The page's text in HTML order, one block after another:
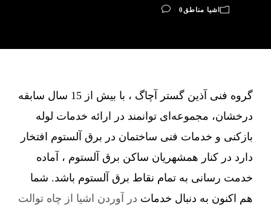
اشیا مناطق 0
گروه فنی آذین گستر آچاگ ، با بیش از 15 سال سابقه
درخشان، مجموعه‌ای توانمند در ارائه خدمات لوله
بازکنی و خدمات فنی ساختمان در برق آلستوم افتخار
دارد در کنار همشهریان ساکن برق آلستوم ، آماده
خدمت رسانی به تمام نقاط برق آلستوم باشد. شما
هم اکنون به دنبال خدمات در آوردن اشیا از چاه توالت